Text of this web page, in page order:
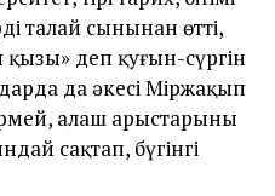
талай сынынан өтті,
деп қуғын-сүргін
да әкесі Міржақып
алаш арыстарының
сақтап, бүгінгі